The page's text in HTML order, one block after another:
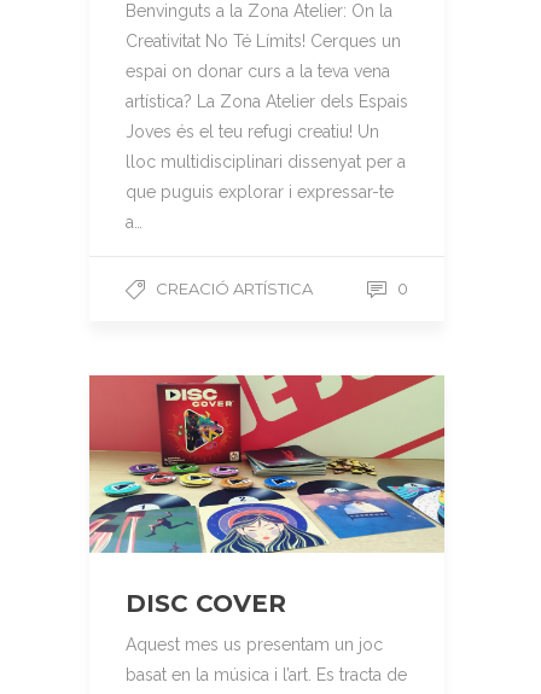
Benvinguts a la Zona Atelier: On la
Creativitat No Té Límits! Cerques un
espai on donar curs a la teva vena
artística? La Zona Atelier dels Espais
Joves és el teu refugi creatiu! Un
lloc multidisciplinari dissenyat per a
que puguis explorar i expressar-te
a…
CREACIÓ ARTÍSTICA 0
DISC COVER
Aquest mes us presentam un joc
basat en la música i l’art. Es tracta de